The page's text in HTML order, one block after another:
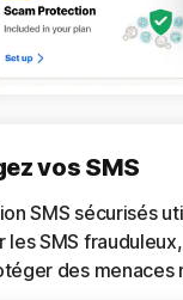
vos SMS
SMS sécurisés
les SMS
des menaces